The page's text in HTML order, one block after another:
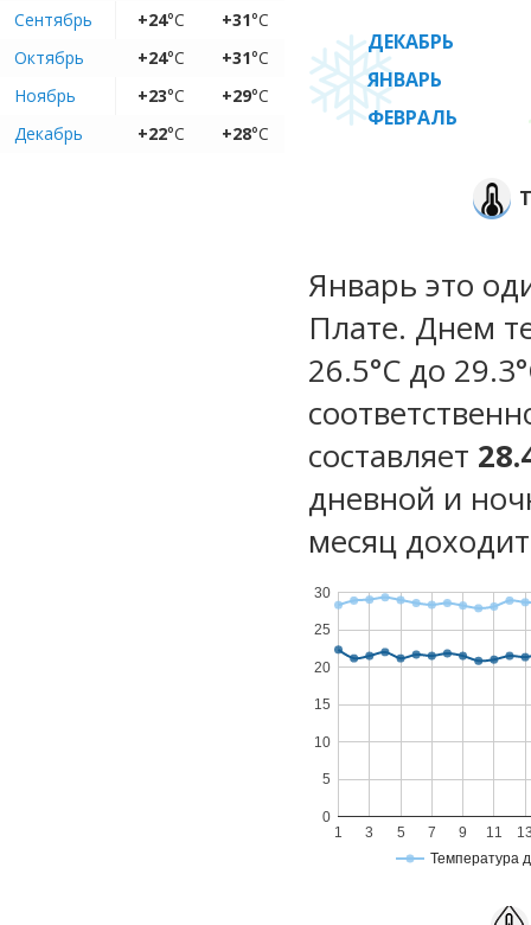
Сентябрь
+24°C +31°C
Октябрь
+24°C +31°C
Ноябрь
+23°C +29°C
Декабрь
+22°C +28°C
ДЕКАБРЬ
ЯНВАРЬ
ФЕВРАЛЬ
Январь это
Плате. Днем
26.5°C до
составляет
дневной и
месяц
Температура
1 3 5 7 9 11
0
5
10
15
20
25
30